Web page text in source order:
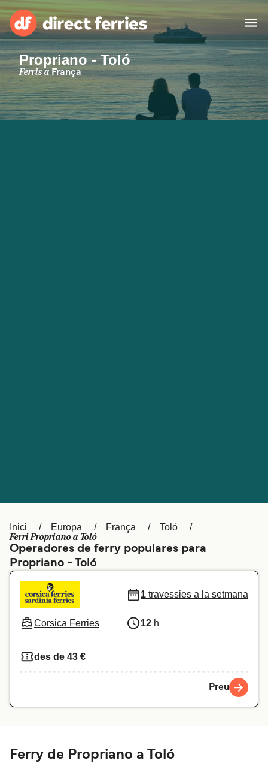
Països
Bitllets de Ferry
Ελλάδα Belgique (FR)
Polska Deutschland
Schweiz (DE) Norge
المغرب Maroc (FR)
Propriano - Toló
Ferris aFrança
Inici Europa França Toló
Ferri Propriano a Toló
Operadores de ferry populares para
Propriano - Toló
Corsica Ferries
1 travessies a la setmana
12 h
des de 43 €
Preu
Ferry de Propriano a Toló